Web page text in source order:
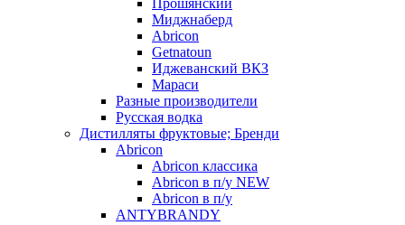
Прошянский
Миджнаберд
Abricon
Getnatoun
Иджеванский ВКЗ
Мараси
Разные производители
Русская водка
Дистилляты фруктовые; Бренди
Abricon
Abricon классика
Abricon в п/у NEW
Abricon в п/у
ANTYBRANDY